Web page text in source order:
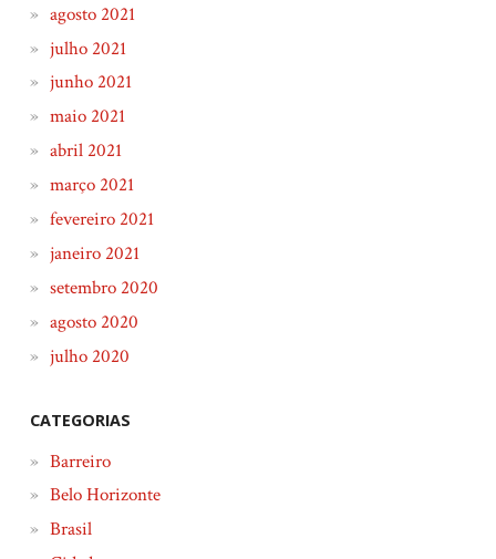
agosto 2021
julho 2021
junho 2021
maio 2021
abril 2021
março 2021
fevereiro 2021
janeiro 2021
setembro 2020
agosto 2020
julho 2020
CATEGORIAS
Barreiro
Belo Horizonte
Brasil